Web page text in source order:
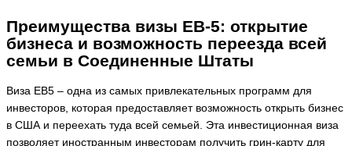
Преимущества визы EB-5: открытие
бизнеса и возможность переезда всей
семьи в Соединенные Штаты
Виза EB5 – одна из самых привлекательных программ для
инвесторов, которая предоставляет возможность открыть бизнес
в США и переехать туда всей семьей. Эта инвестиционная виза
позволяет иностранным инвесторам получить грин-карту для